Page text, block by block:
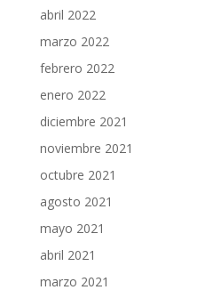
abril 2022
marzo 2022
febrero 2022
enero 2022
diciembre 2021
noviembre 2021
octubre 2021
agosto 2021
mayo 2021
abril 2021
marzo 2021